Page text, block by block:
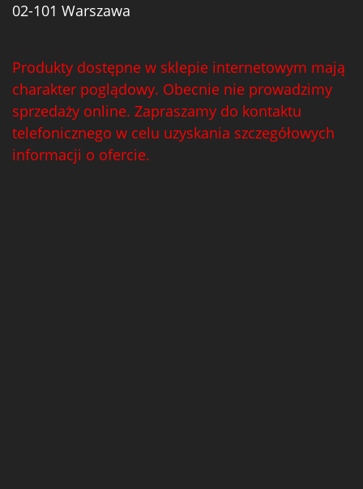
02-101 Warszawa
Produkty dostępne w sklepie internetowym mają
charakter poglądowy. Obecnie nie prowadzimy
sprzedaży online. Zapraszamy do kontaktu
telefonicznego w celu uzyskania szczegółowych
informacji o ofercie.